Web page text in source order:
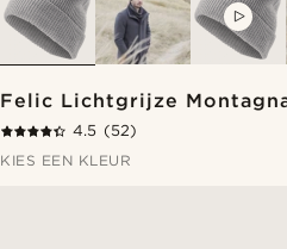
Felic Lichtgrijze
4.5 (52)
KIES EEN KLEUR